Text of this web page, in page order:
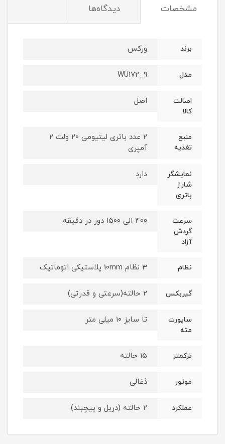
مشخصات دیدگاه‌ها
برند ورکس
مدل WU172_9
اصالت
کالا
اصل
منبع
تغذیه
2 عدد باتری لیتیومی 20 ولت 2
آمپری
نمایشگر
شارژ
باتری
دارد
سرعت
گردش
آزاد
400 الی 1500 دور در دقیقه
نظام 3 نظام 10mm پلاستیکی اتوماتیک
گیربکس 2 حالته(سرعتی و قدرتی)
ساپورت
مته
تا سایز 10 میلی متر
ترکمتر 15 حالته
موتور ذغالی
عملکرد 2 حالته (دریل و پیچبند)